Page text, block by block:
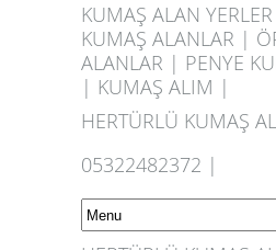
KUMAŞ ALAN
KUMAŞ ALANLAR |
ALANLAR | PENYE
| KUMAŞ ALIM |
HERTÜRLÜ KUMAŞ
05322482372 |